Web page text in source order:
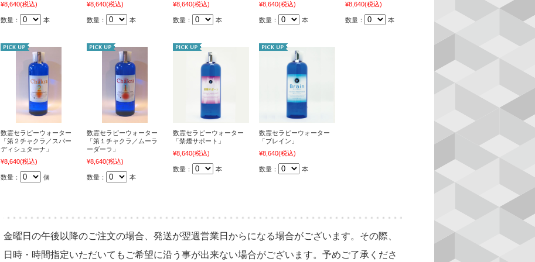
¥8,640(税込)
数量： 本
¥8,640(税込)
数量： 本
¥8,640(税込)
数量： 本
¥8,640(税込)
数量： 本
¥8,640(税込)
数量： 本
数霊セラピーウォーター
「第２チャクラ／スパー
ディシュターナ」
¥8,640(税込)
数量： 個
数霊セラピーウォーター
「第１チャクラ／ムーラ
ーダーラ」
¥8,640(税込)
数量： 本
数霊セラピーウォーター
「禁煙サポート」
¥8,640(税込)
数量： 本
数霊セラピーウォーター
「ブレイン」
¥8,640(税込)
数量： 本
金曜日の午後以降のご注文の場合、発送が翌週営業日からになる場合がございます。その際、
日時・時間指定いただいてもご希望に沿う事が出来ない場合がございます。予めご了承くださ